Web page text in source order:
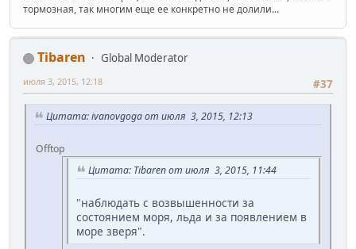
тормозная, так многим еще ее конкретно не долили...
Tibaren
Global Moderator
#37
июля 3, 2015, 12:18
Цитата: ivanovgoga от июля 3, 2015, 12:13
Offtop
Цитата: Tibaren от июля 3, 2015, 11:44
"наблюдать с возвышенности за
состоянием моря, льда и за появлением в
море зверя".